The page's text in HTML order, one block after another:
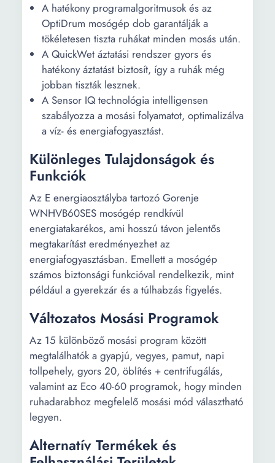
A hatékony programalgoritmusok és az
OptiDrum mosógép dob garantálják a
tökéletesen tiszta ruhákat minden mosás után.
A QuickWet áztatási rendszer gyors és
hatékony áztatást biztosít, így a ruhák még
jobban tiszták lesznek.
A Sensor IQ technológia intelligensen
szabályozza a mosási folyamatot, optimalizálva
a víz- és energiafogyasztást.
Különleges Tulajdonságok és
Funkciók
Az E energiaosztályba tartozó Gorenje
WNHVB60SES mosógép rendkívül
energiatakarékos, ami hosszú távon jelentős
megtakarítást eredményezhet az
energiafogyasztásban. Emellett a mosógép
számos biztonsági funkcióval rendelkezik, mint
például a gyerekzár és a túlhabzás figyelés.
Változatos Mosási Programok
Az 15 különböző mosási program között
megtalálhatók a gyapjú, vegyes, pamut, napi
tollpehely, gyors 20, öblítés + centrifugálás,
valamint az Eco 40-60 programok, hogy minden
ruhadarabhoz megfelelő mosási mód választható
legyen.
Alternatív Termékek és